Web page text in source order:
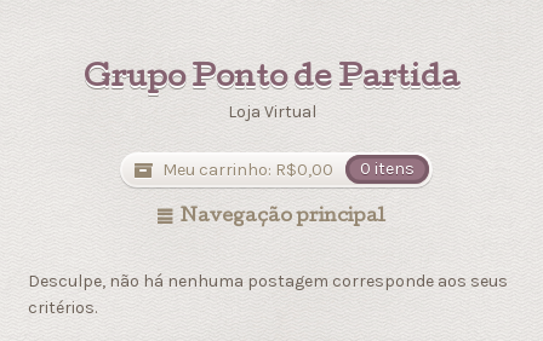
Grupo Ponto de Partida
Loja Virtual
Meu carrinho: R$0,00 0 itens
Navegação principal
Desculpe, não há nenhuma postagem corresponde aos seus
critérios.